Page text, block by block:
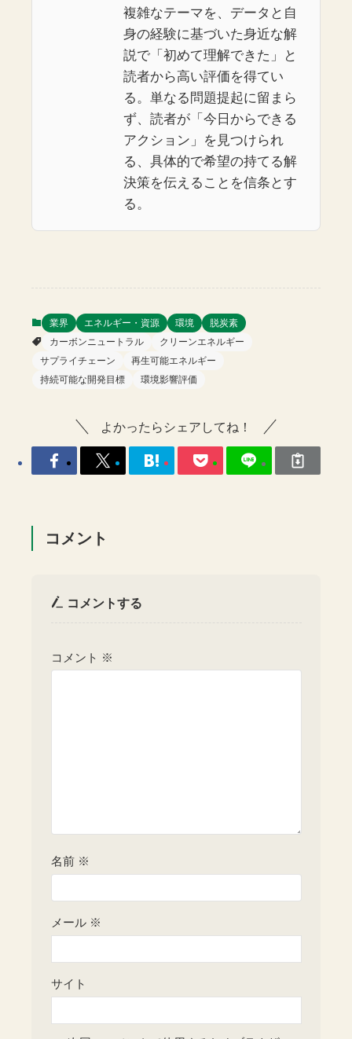
複雑なテーマを、データと自
身の経験に基づいた身近な解
説で「初めて理解できた」と
読者から高い評価を得てい
る。単なる問題提起に留まら
ず、読者が「今日からできる
アクション」を見つけられ
る、具体的で希望の持てる解
決策を伝えることを信条とす
る。
業界 エネルギー・資源 環境
脱炭素
カーボンニュートラル
クリーンエネルギー
サプライチェーン
再生可能エネルギー
持続可能な開発目標
環境影響評価
よかったらシェアしてね！
コメント
コメントする
コメント ※
名前 ※
メール ※
サイト